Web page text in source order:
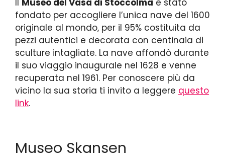
Il Museo del Vasa di Stoccolma è stato
fondato per accogliere l’unica nave del 1600
originale al mondo, per il 95% costituita da
pezzi autentici e decorata con centinaia di
sculture intagliate. La nave affondò durante
il suo viaggio inaugurale nel 1628 e venne
recuperata nel 1961. Per conoscere più da
vicino la sua storia ti invito a leggere questo
link.
Museo Skansen